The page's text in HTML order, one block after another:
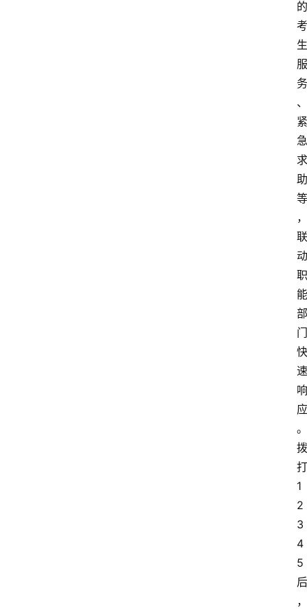
的
考
生
服
务
、
紧
急
求
助
等
，
联
动
职
能
部
门
快
速
响
应
。
拨
打
1
2
3
4
5
后
，